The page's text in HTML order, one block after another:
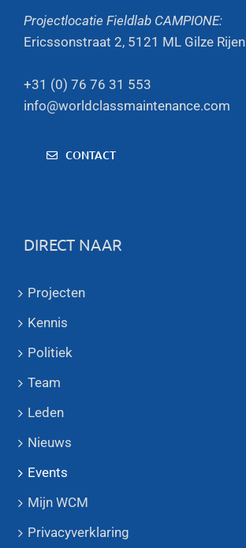
Projectlocatie Fieldlab CAMPIONE:
Ericssonstraat 2, 5121 ML Gilze Rijen
+31 (0) 76 76 31 553
info@worldclassmaintenance.com
CONTACT
DIRECT NAAR
Projecten
Kennis
Politiek
Team
Leden
Nieuws
Events
Mijn WCM
Privacyverklaring